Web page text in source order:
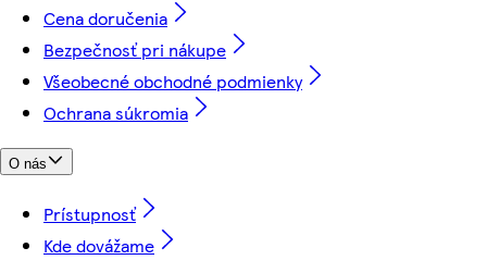
Cena doručenia
Bezpečnosť pri nákupe
Všeobecné obchodné podmienky
Ochrana súkromia
O nás
Prístupnosť
Kde dovážame